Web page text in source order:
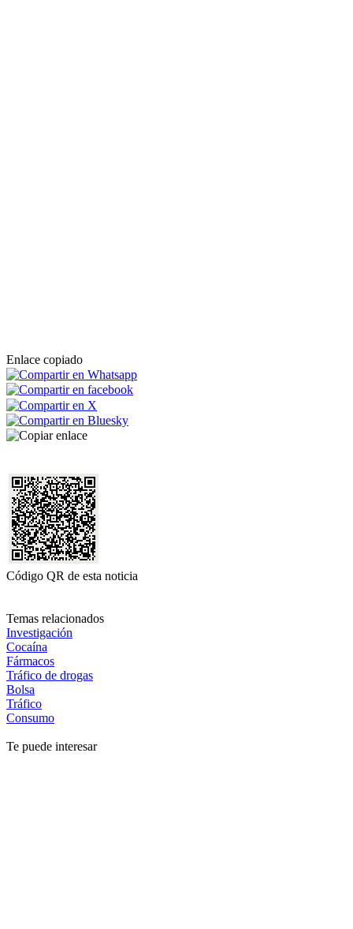
Enlace copiado
Código QR de esta noticia
Temas relacionados
Investigación
Cocaína
Fármacos
Tráfico de drogas
Bolsa
Tráfico
Consumo
Te puede interesar